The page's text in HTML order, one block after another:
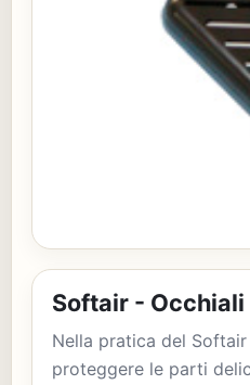
Softair -
Nella pratica del
proteggere le parti